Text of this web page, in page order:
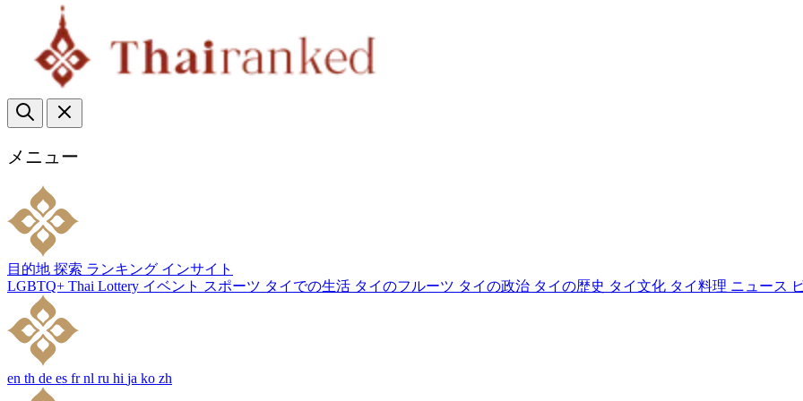
メニュー
目的地 探索 ランキング インサイト
LGBTQ+ Thai Lottery イベント スポーツ タイでの生活 タイのフルーツ タイの政治 タイの歴史 タイ文化 タイ料理 ニュース
en th de es fr nl ru hi ja ko zh